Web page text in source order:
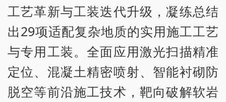
工艺革新与工装迭代升级，凝练总结
出29项适配复杂地质的实用施工工艺
与专用工装。全面应用激光扫描精准
定位、混凝土精密喷射、智能衬砌防
脱空等前沿施工技术，靶向破解软岩